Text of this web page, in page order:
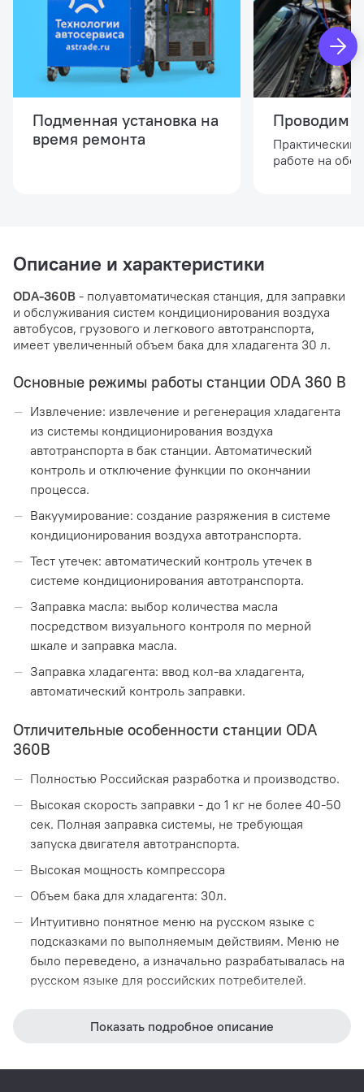
Подменная установка на
время ремонта
Проводим
Практический
работе на
Описание и характеристики
ODA-360B - полуавтоматическая станция, для заправки
и обслуживания систем кондиционирования воздуха
автобусов, грузового и легкового автотранспорта,
имеет увеличенный объем бака для хладагента 30 л.
Основные режимы работы станции ODA 360 B
Извлечение: извлечение и регенерация хладагента
из системы кондиционирования воздуха
автотранспорта в бак станции. Автоматический
контроль и отключение функции по окончании
процесса.
Вакуумирование: создание разряжения в системе
кондиционирования воздуха автотранспорта.
Тест утечек: автоматический контроль утечек в
системе кондиционирования автотранспорта.
Заправка масла: выбор количества масла
посредством визуального контроля по мерной
шкале и заправка масла.
Заправка хладагента: ввод кол-ва хладагента,
автоматический контроль заправки.
Отличительные особенности станции ODA
360B
Полностью Российская разработка и производство.
Высокая скорость заправки - до 1 кг не более 40-50
сек. Полная заправка системы, не требующая
запуска двигателя автотранспорта.
Высокая мощность компрессора
Объем бака для хладагента: 30л.
Интуитивно понятное меню на русском языке с
подсказками по выполняемым действиям. Меню не
было переведено, а изначально разрабатывалась на
русском языке для российских потребителей.
самостоятельно производить все функции
Показать подробное описание